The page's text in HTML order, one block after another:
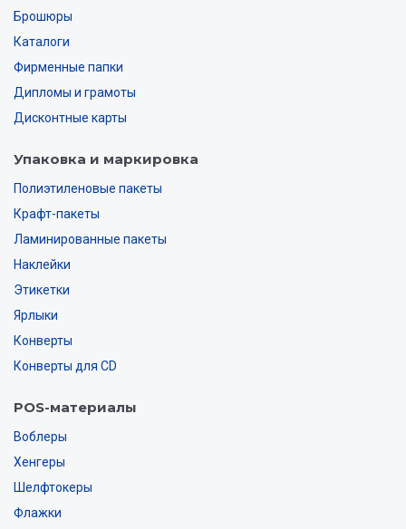
Брошюры
Каталоги
Фирменные папки
Дипломы и грамоты
Дисконтные карты
Упаковка и маркировка
Полиэтиленовые пакеты
Крафт-пакеты
Ламинированные пакеты
Наклейки
Этикетки
Ярлыки
Конверты
Конверты для CD
POS-материалы
Воблеры
Хенгеры
Шелфтокеры
Флажки